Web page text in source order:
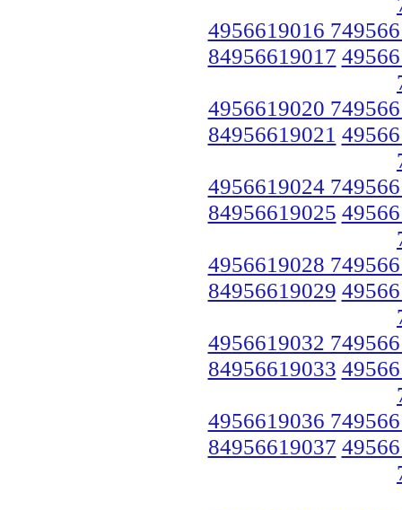
4956619016
84956619017
4956619020
84956619021
4956619024
84956619025
4956619028
84956619029
4956619032
84956619033
4956619036
84956619037